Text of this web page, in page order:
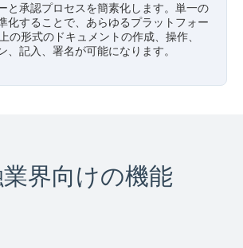
と承認プロセスを簡素化します。単一の
化することで、あらゆるプラットフォー
の形式のドキュメントの作成、操作、
、記入、署名が可能になります。
界向けの機能